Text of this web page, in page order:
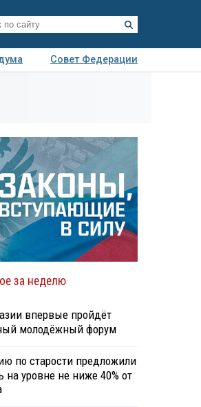
Совет Федерации
за неделю
впервые пройдёт
молодёжный форум
по старости предложили
на уровне не ниже 40% от